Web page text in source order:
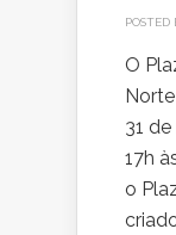
POSTED
O
31
17h
o